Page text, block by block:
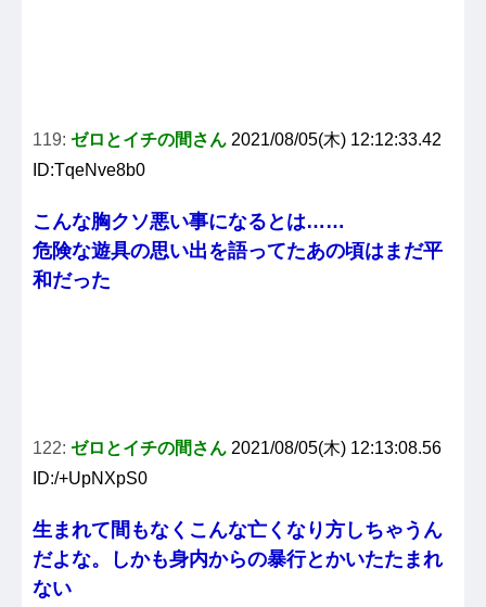
119: ゼロとイチの間さん 2021/08/05(木) 12:12:33.42
ID:TqeNve8b0
こんな胸クソ悪い事になるとは……
危険な遊具の思い出を語ってたあの頃はまだ平
和だった
122: ゼロとイチの間さん 2021/08/05(木) 12:13:08.56
ID:/+UpNXpS0
生まれて間もなくこんな亡くなり方しちゃうん
だよな。しかも身内からの暴行とかいたたまれ
ない